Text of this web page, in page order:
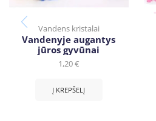
Vandens kristalai
Vandenyje augantys
jūros gyvūnai
1,20€
Į KREPŠELĮ